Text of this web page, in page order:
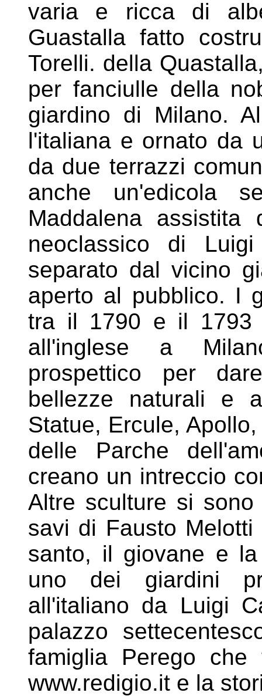
varia e ricca di
Guastalla fatto
Torelli. della
per fanciulle della
giardino di Milano.
l'italiana e ornato da
da due terrazzi
anche un'edicola
Maddalena
neoclassico di
separato dal vicino
aperto al pubblico. I
tra il 1790 e il
all'inglese a
prospettico per
bellezze naturali e
Statue, Ercule,
delle Parche
creano un intreccio
Altre sculture si
savi di Fausto
santo, il giovane e
uno dei giardini
all'italiano da Luigi
palazzo
famiglia Perego
www.redigio.it e la